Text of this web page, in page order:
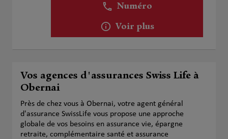
Numéro
Voir plus
Vos agences d'assurances Swiss Life à
Obernai
Près de chez vous à Obernai, votre agent général
d'assurance SwissLife vous propose une approche
globale de vos besoins en assurance vie, épargne
retraite, complémentaire santé et assurance